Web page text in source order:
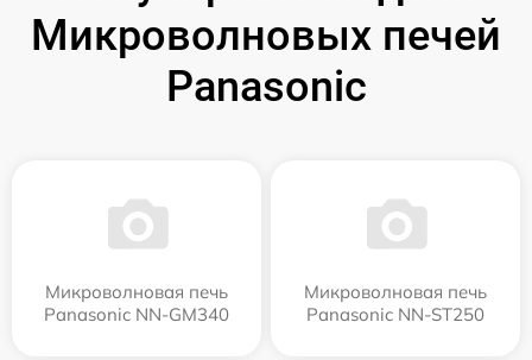
Микроволновых печей
Panasonic
Микроволновая печь
Panasonic NN-GM340
Микроволновая печь
Panasonic NN-ST250